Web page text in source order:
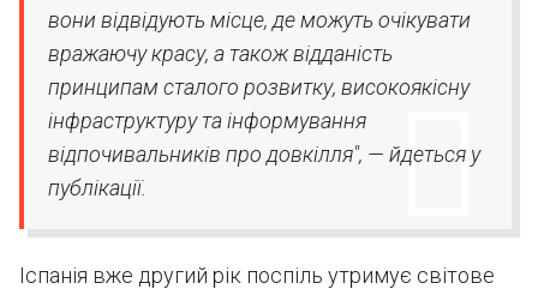
вони відвідують місце, де можуть очікувати
вражаючу красу, а також відданість
принципам сталого розвитку, високоякісну
інфраструктуру та інформування
відпочивальників про довкілля", — йдеться у
публікації.
Іспанія вже другий рік поспіль утримує світове